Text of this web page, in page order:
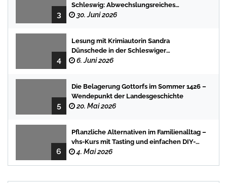
3
Schleswig: Abwechslungsreiches
Programm für Kinder und Jugendliche
30. Juni 2026
4
Lesung mit Krimiautorin Sandra
Dünschede in der Schleswiger
Stadtbücherei
6. Juni 2026
5
Die Belagerung Gottorfs im Sommer 1426 –
Wendepunkt der Landesgeschichte
20. Mai 2026
6
Pflanzliche Alternativen im Familienalltag –
vhs-Kurs mit Tasting und einfachen DIY-
Rezepten
4. Mai 2026